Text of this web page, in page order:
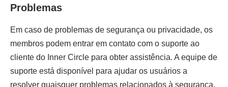
Problemas
Em caso de problemas de segurança ou privacidade, os
membros podem entrar em contato com o suporte ao
cliente do Inner Circle para obter assistência. A equipe de
suporte está disponível para ajudar os usuários a
resolver quaisquer problemas relacionados à segurança,